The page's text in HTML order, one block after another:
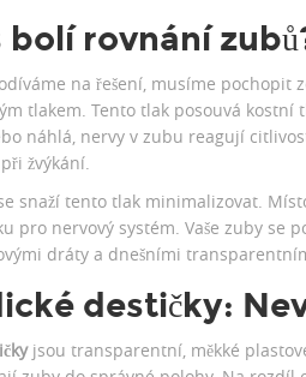
bolí rovnání
na řešení, musíme
tlakem. Tento tlak posouvá kostní
náhlá, nervy v zubu reagují
žvýkání.
snaží tento tlak minimalizovat.
pro nervový systém. Vaše zuby
dráty a dnešními
destičky:
jsou transparentní, měkké